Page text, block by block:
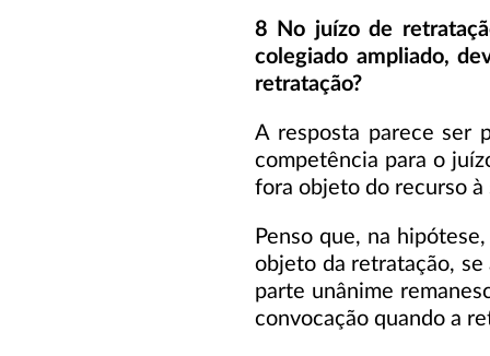
8 No juízo de
colegiado ampliado,
retratação?
A resposta parece ser
competência para o
fora objeto do recurso
Penso que, na
objeto da retratação, se
parte unânime
convocação quando a